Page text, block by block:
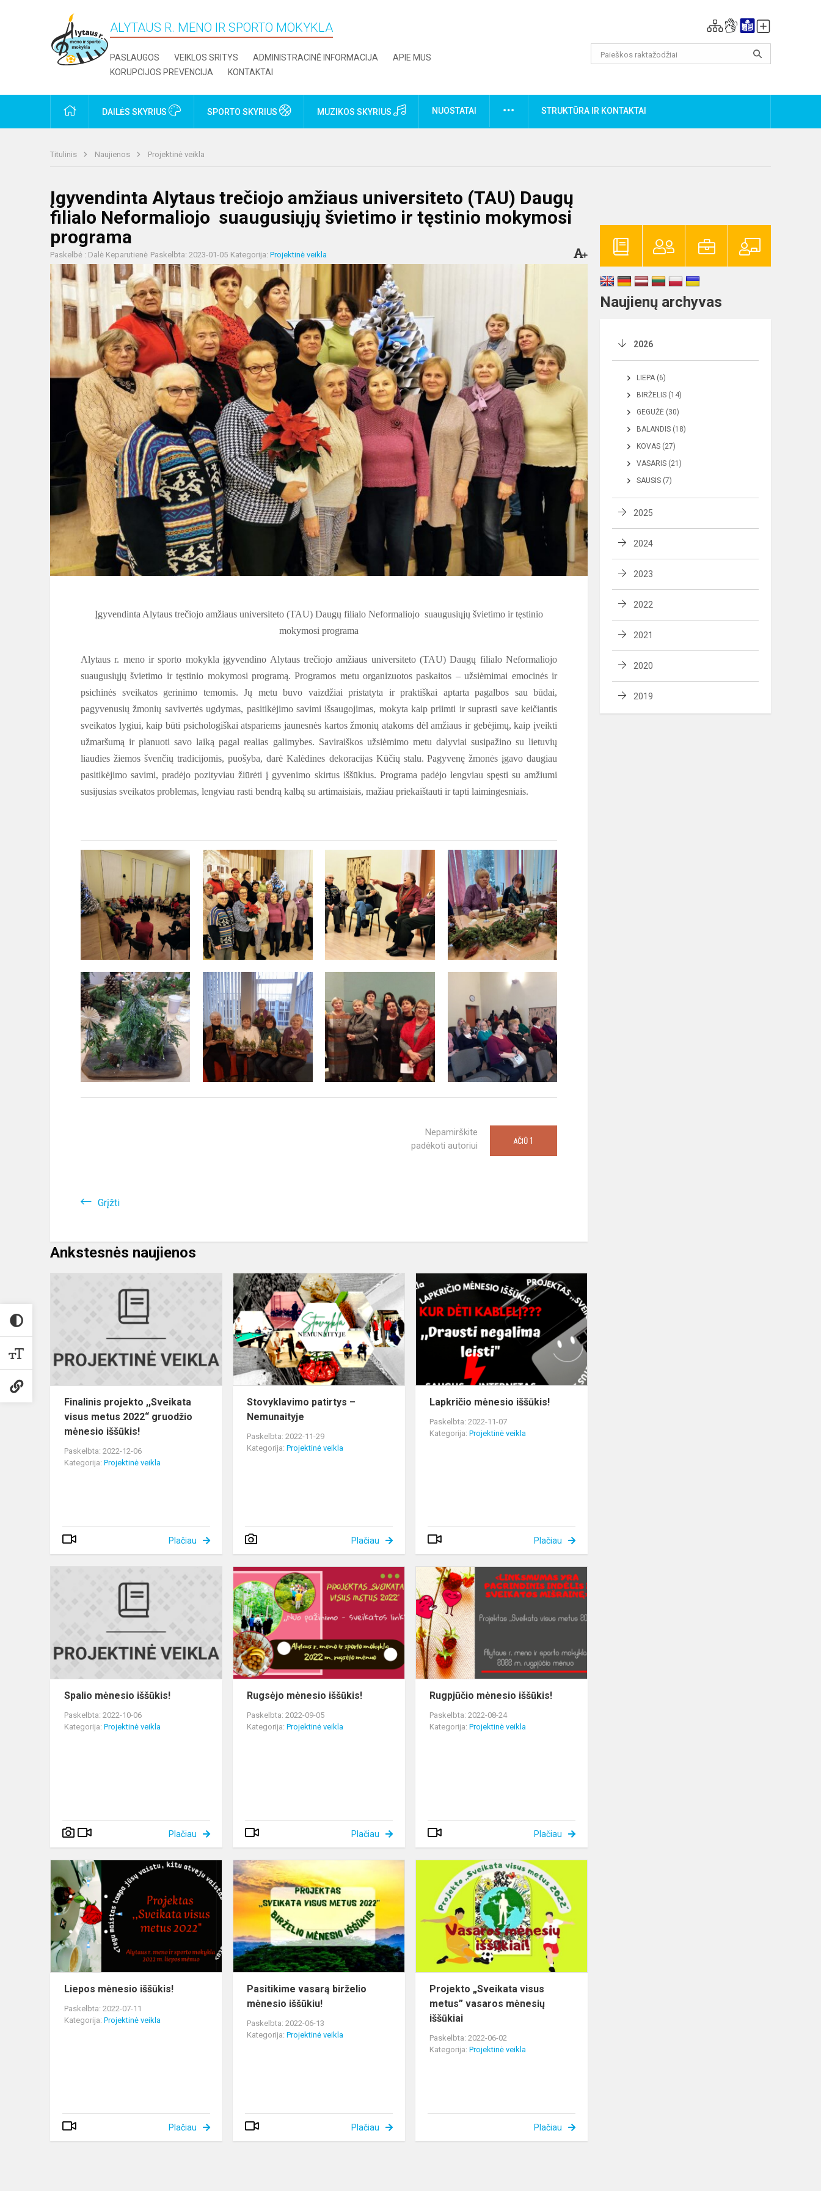
ALYTAUS R. MENO IR SPORTO MOKYKLA
PASLAUGOS VEIKLOS SRITYS ADMINISTRACINĖ INFORMACIJA
APIE MUS
KORUPCIJOS PREVENCIJA
KONTAKTAI
PRADŽIADAILĖS SKYRIUS SPORTO SKYRIUS MUZIKOS SKYRIUS NUOSTATAI STRUKTŪRA IR KONTAKTAI
Titulinis Naujienos Projektinė veikla
Įgyvendinta Alytaus trečiojo amžiaus universiteto (TAU) Daugų
filialo Neformaliojo suaugusiųjų švietimo ir tęstinio mokymosi
programa
Paskelbė : Dalė Keparutienė Paskelbta: 2023-01-05 Kategorija: Projektinė veikla
Įgyvendinta Alytaus trečiojo amžiaus universiteto (TAU) Daugų filialo Neformaliojo suaugusiųjų švietimo ir tęstinio
mokymosi programa
Alytaus r. meno ir sporto mokykla įgyvendino Alytaus trečiojo amžiaus universiteto (TAU) Daugų filialo Neformaliojo
suaugusiųjų švietimo ir tęstinio mokymosi programą. Programos metu organizuotos paskaitos – užsiėmimai emocinės ir
psichinės sveikatos gerinimo temomis. Jų metu buvo vaizdžiai pristatyta ir praktiškai aptarta pagalbos sau būdai,
pagyvenusių žmonių savivertės ugdymas, pasitikėjimo savimi išsaugojimas, mokyta kaip priimti ir suprasti save keičiantis
sveikatos lygiui, kaip būti psichologiškai atspariems jaunesnės kartos žmonių atakoms dėl amžiaus ir gebėjimų, kaip įveikti
užmaršumą ir planuoti savo laiką pagal realias galimybes. Saviraiškos užsiėmimo metu dalyviai susipažino su lietuvių
liaudies žiemos švenčių tradicijomis, puošyba, darė Kalėdines dekoracijas Kūčių stalu. Pagyvenę žmonės įgavo daugiau
pasitikėjimo savimi, pradėjo pozityviau žiūrėti į gyvenimo skirtus iššūkius. Programa padėjo lengviau spęsti su amžiumi
susijusias sveikatos problemas, lengviau rasti bendrą kalbą su artimaisiais, mažiau priekaištauti ir tapti laimingesniais.
Nepamirškite
padėkoti autoriui
AČIŪ 1
Grįžti
Ankstesnės naujienos
Finalinis
projekto
,,Sveikata
visus
metus
2022“
gruodžio
Finalinis projekto ,,Sveikata
visus metus 2022“ gruodžio
mėnesio iššūkis!
Paskelbta: 2022-12-06
Kategorija: Projektinė veikla
Plačiau
Stovyklavimo
patirtys
Nemunaityje
Stovyklavimo patirtys –
Nemunaityje
Paskelbta: 2022-11-29
Kategorija:Projektinė veikla
Plačiau
iššūkis!
Lapkričio mėnesio iššūkis!
Paskelbta: 2022-11-07
Kategorija:Projektinė veikla
Plačiau
Spalio
mėnesio
iššūkis!
Spalio mėnesio iššūkis!
Paskelbta: 2022-10-06
Kategorija: Projektinė veikla
Plačiau
Rugsėjo
mėnesio
iššūkis!
Rugsėjo mėnesio iššūkis!
Paskelbta: 2022-09-05
Kategorija:Projektinė veikla
Plačiau
mėnesio
Rugpjūčio mėnesio iššūkis!
Paskelbta: 2022-08-24
Kategorija:Projektinė veikla
Plačiau
Liepos
mėnesio
iššūkis!
Liepos mėnesio iššūkis!
Paskelbta: 2022-07-11
Kategorija: Projektinė veikla
Plačiau
vasarą
birželio
mėnesio
iššūkiu!
Pasitikime vasarą birželio
mėnesio iššūkiu!
Paskelbta: 2022-06-13
Kategorija:Projektinė veikla
Plačiau
Projekto „Sveikata visus
metus” vasaros mėnesių
iššūkiai
Paskelbta: 2022-06-02
Kategorija:Projektinė veikla
Plačiau
Naujienų archyvas
2026
LIEPA (6)
BIRŽELIS (14)
GEGUŽĖ (30)
BALANDIS (18)
KOVAS (27)
VASARIS (21)
SAUSIS (7)
2025
2024
2023
2022
2021
2020
2019